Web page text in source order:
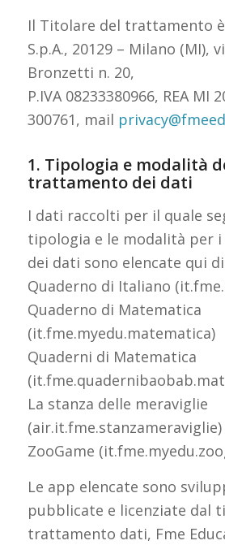
Il Titolare del trattamento è
S.p.A., 20129 – Milano (MI),
Bronzetti n. 20,
P.IVA 08233380966, REA MI
300761, mail
1. Tipologia e modalità
trattamento dei dati
I dati raccolti per il quale
tipologia e le modalità per
dei dati sono elencate qui
Quaderno di Italiano
Quaderno di Matematica
(it.fme.myedu.matematica)
Quaderni di Matematica
La stanza delle meraviglie
(air.it.fme.stanzameraviglie)
ZooGame
Le app elencate sono
pubblicate e licenziate dal
trattamento dati, Fme